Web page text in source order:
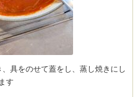
具をのせて蓋をし、蒸し焼きにし
ます